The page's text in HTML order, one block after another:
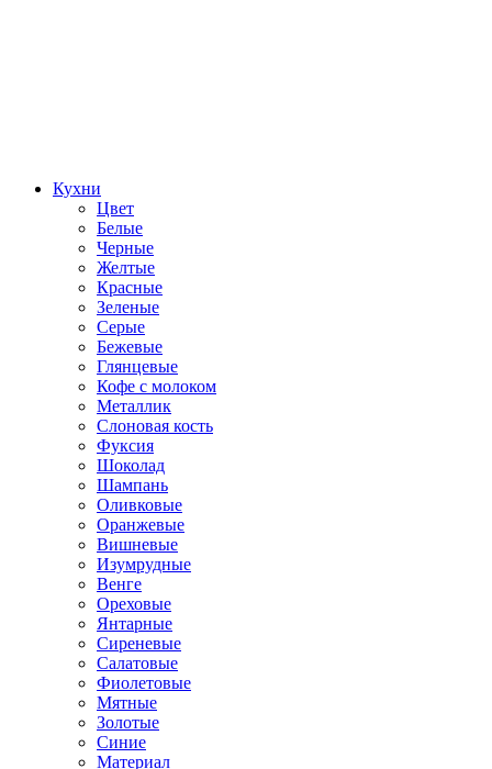
Кухни
Цвет
Белые
Черные
Желтые
Красные
Зеленые
Серые
Бежевые
Глянцевые
Кофе с молоком
Металлик
Слоновая кость
Фуксия
Шоколад
Шампань
Оливковые
Оранжевые
Вишневые
Изумрудные
Венге
Ореховые
Янтарные
Сиреневые
Салатовые
Фиолетовые
Мятные
Золотые
Синие
Материал